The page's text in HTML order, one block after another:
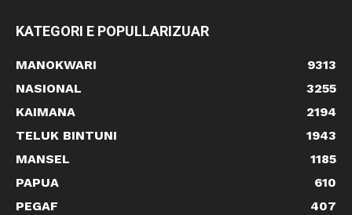
KATEGORI E POPULLARIZUAR
MANOKWARI
9313
NASIONAL
3255
KAIMANA
2194
TELUK BINTUNI
1943
MANSEL
1185
PAPUA
610
PEGAF
407